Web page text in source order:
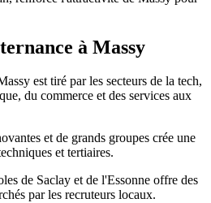
à Massy
est tiré par les secteurs de la tech,
du commerce et des services aux
et de grands groupes crée une
et tertiaires.
de Saclay et de l'Essonne offre des
par les recruteurs locaux.